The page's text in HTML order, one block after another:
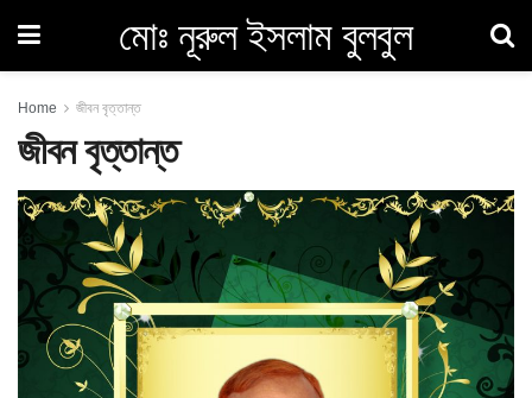
মোঃ নূরুল ইসলাম বুলবুল
Home জীবন বৃত্তান্ত
জীবন বৃত্তান্ত